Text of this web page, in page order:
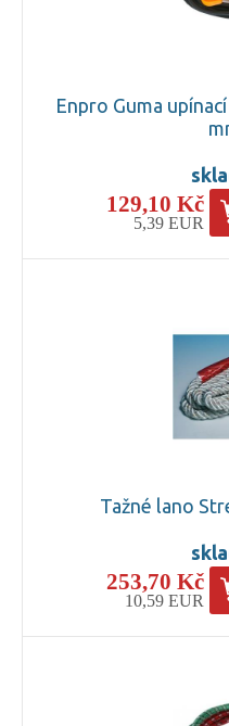
Enpro Guma
129,10 Kč
5,39 EUR
Tažné lano
253,70 Kč
10,59 EUR